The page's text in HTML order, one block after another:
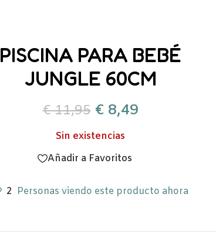
PISCINA PARA BEBÉ
JUNGLE 60CM
€11,95 € 8,49
Sin existencias
Añadir a Favoritos
2 Personas viendo este producto ahora